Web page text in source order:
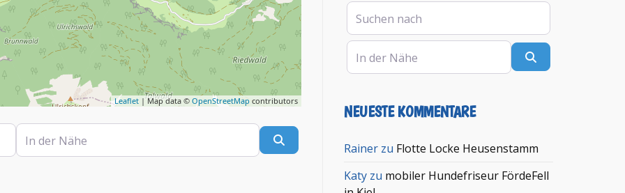
Leaflet | Map data ©OpenStreetMap contributors
In der Nähe
Suchen nach
In der Nähe
NEUESTE KOMMENTARE
Rainer zu Flotte Locke Heusenstamm
Katy zu mobiler Hundefriseur FördeFell